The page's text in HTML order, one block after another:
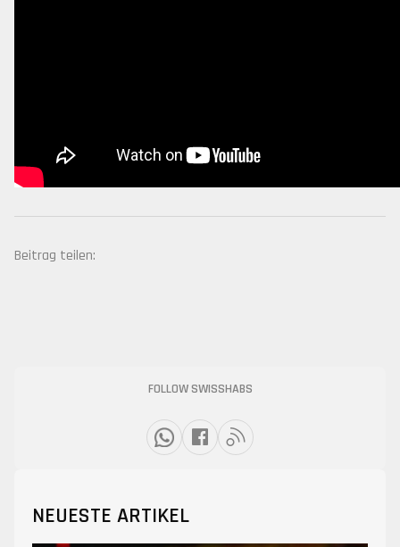
Beitrag teilen:
FOLLOW SWISSHABS
NEUESTE ARTIKEL